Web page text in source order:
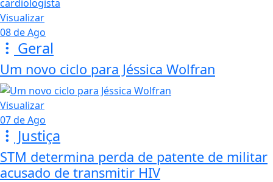
Visualizar
08 de Ago
Geral
Um novo ciclo para Jéssica Wolfran
Visualizar
07 de Ago
Justiça
STM determina perda de patente de militar
acusado de transmitir HIV